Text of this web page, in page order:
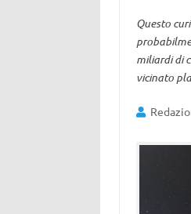
Questo
miliardi di
vicinato